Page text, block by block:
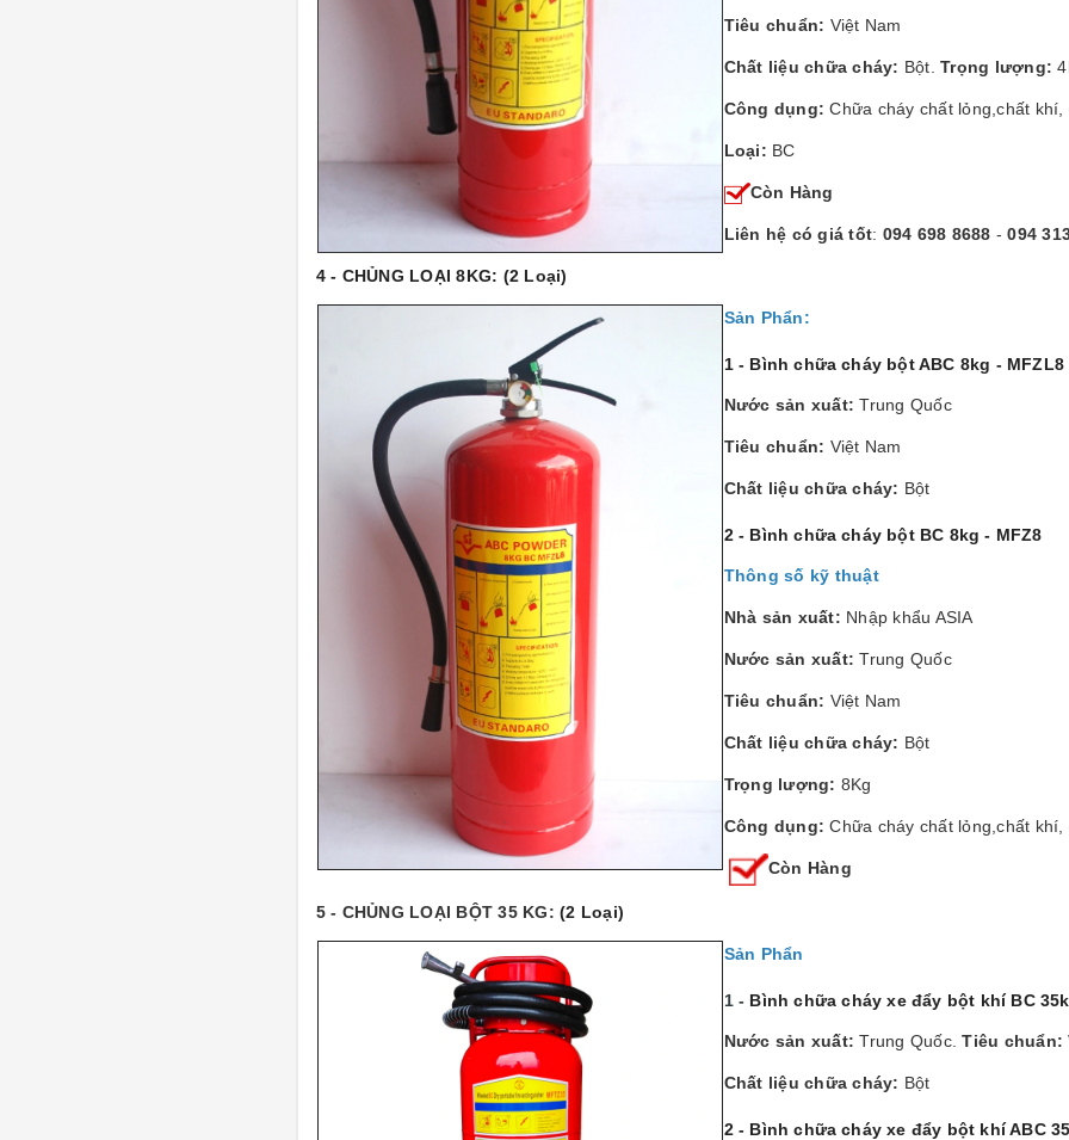
Tiêu chuẩn: Việt Nam
Chất liệu chữa cháy: Bột. Trọng lượng:
Công dụng:Chữa cháy chất lỏng,chất khí,
Loại: BC
Còn Hàng
Liên hệ có giá tốt: 094 698 8688 -094
4 - CHỦNG LOẠI 8KG: (2 Loại)
Sản Phẩn:
1 - Bình chữa cháy bột ABC 8kg - MFZL8
Nước sản xuất: Trung Quốc
Tiêu chuẩn: Việt Nam
Chất liệu chữa cháy: Bột
2 - Bình chữa cháy bột BC 8kg - MFZ8
Thông số kỹ thuật
Nhà sản xuất: Nhập khẩu ASIA
Nước sản xuất: Trung Quốc
Tiêu chuẩn: Việt Nam
Chất liệu chữa cháy: Bột
Trọng lượng: 8Kg
Công dụng:Chữa cháy chất lỏng,chất khí,
Còn Hàng
5 - CHỦNG LOẠI BỘT 35 KG: (2 Loại)
Sản Phẩn
1 - Bình chữa cháy xe đẩy bột khí BC
Nước sản xuất: Trung Quốc.Tiêu chuẩn:
Chất liệu chữa cháy: Bột
2 - Bình chữa cháy xe đẩy bột khí ABC